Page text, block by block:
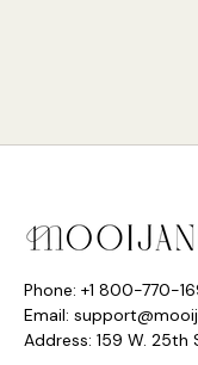
Phone: +1 800-770-
Email:
Address: 159 W. 25th